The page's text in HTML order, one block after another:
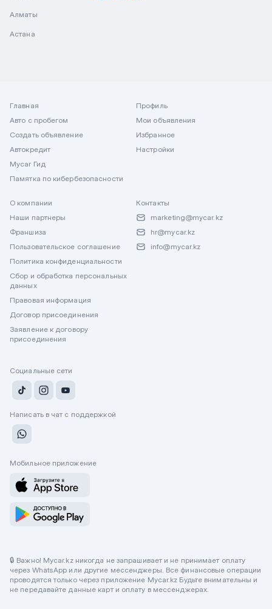
Алматы
Астана
Главная
Авто с пробегом
Создать объявление
Автокредит
Mycar Гид
Памятка по кибербезопасности
Профиль
Мои объявления
Избранное
Настройки
О компании
Наши партнеры
Франшиза
Пользовательское соглашение
Политика конфиденциальности
Сбор и обработка персональных
данных
Правовая информация
Договор присоединения
Заявление к договору
присоединения
Контакты
marketing@mycar.kz
hr@mycar.kz
info@mycar.kz
Социальные сети
Написать в чат с поддержкой
Мобильное приложение
🔒 Важно! Mycar.kz никогда не запрашивает и не принимает оплату
через WhatsApp или другие мессенджеры. Все финансовые операции
проводятся только через приложение Mycar.kz Будьте внимательны и
не передавайте данные карт и оплату в мессенджерах.